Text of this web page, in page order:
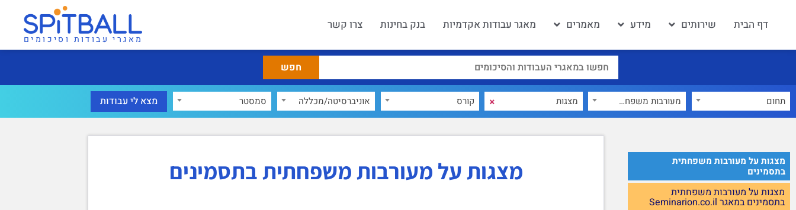
דף הבית שירותים מידע מאמרים מאגר עבודות אקדמיות בנק בחינות צרו קשר
מאגרי עבודות וסיכומים
תחום מעורבות משפחתית בתסמינים × קורס אוניברסיטה/מכללה סמסטר
מצגות על מעורבות משפחתית
בתסמינים
מצגות על מעורבות משפחתית
בתסמינים במאגר Seminarion.co.il
מצגות על מעורבות משפחתית בתסמינים